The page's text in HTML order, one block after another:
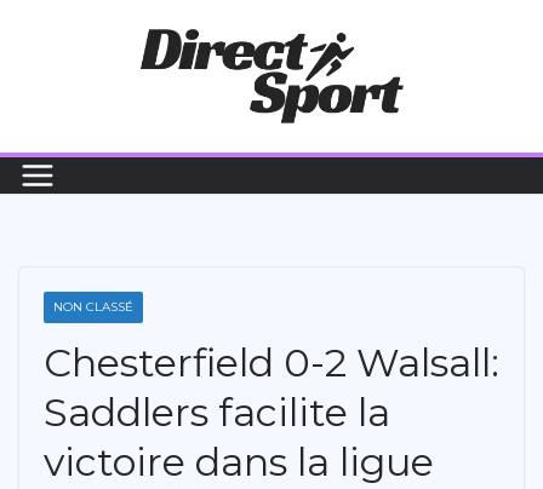
NON CLASSÉ
Chesterfield 0-2 Walsall:
Saddlers facilite la
victoire dans la ligue